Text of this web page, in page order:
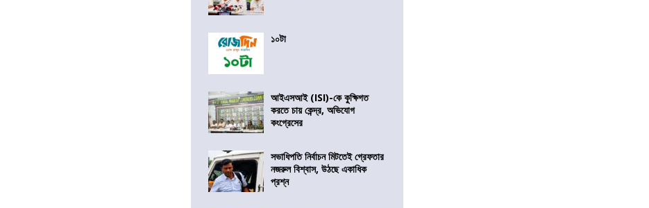
১০টা
আইএসআই (ISI)-কে কুক্ষিগত
করতে চায় কেন্দ্র, অভিযোগ
কংগ্রেসের
সভাধিপতি নির্বাচন মিটতেই গ্রেফতার
নজরুল বিশ্বাস, উঠছে একাধিক
প্রশ্ন